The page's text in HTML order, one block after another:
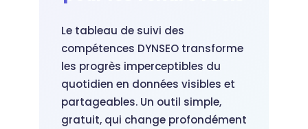
Le tableau de suivi des
compétences DYNSEO transforme
les progrès imperceptibles du
quotidien en données visibles et
partageables. Un outil simple,
gratuit, qui change profondément